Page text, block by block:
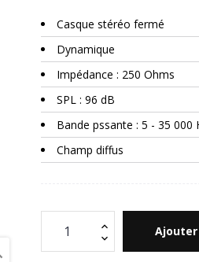
Casque stéréo fermé
Dynamique
Impédance : 250 Ohms
SPL : 96 dB
Bande pssante : 5 - 35 000
Champ diffus
Ajouter